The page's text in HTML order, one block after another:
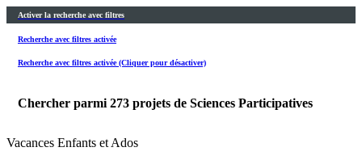
Activer la recherche avec filtres
Recherche avec filtres activée
Recherche avec filtres activée (Cliquer pour désactiver)
Chercher parmi 273 projets de Sciences Participatives
Vacances Enfants et Ados